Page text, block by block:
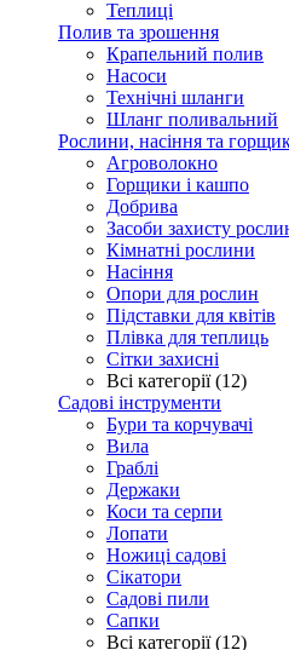
Теплиці
Полив та зрошення
Крапельний полив
Насоси
Технічні шланги
Шланг поливальний
Рослини, насіння та
Агроволокно
Горщики і кашпо
Добрива
Засоби захисту
Кімнатні рослини
Насіння
Опори для рослин
Підставки для квітів
Плівка для теплиць
Сітки захисні
Всі категорії (12)
Садові інструменти
Бури та корчувачі
Вила
Граблі
Держаки
Коси та серпи
Лопати
Ножиці садові
Сікатори
Садові пили
Сапки
Всі категорії (12)